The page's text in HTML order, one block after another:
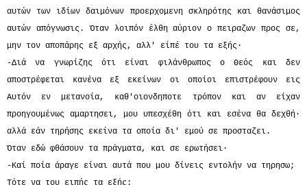
αυτών των ιδίων δαιμόνων προερχομενη σκληρότης και θανάσιμος
αυτών απόγνωσις. Όταν λοιπόν έλθη αύριον ο πειραζων προς σε,
μην τον αποπάρης εξ αρχής, αλλ' είπέ του τα εξής·
-Διά να γνωρίζης ότι είναι φιλάνθρωπος ο Θεός και δεν
αποστρέφεται κανένα εξ εκείνων οι οποίοι επιστρέφουν εις
Αυτόν εν μετανοία, καθ'οιονδηποτε τρόπον και αν είχαν
προηγουμένως αμαρτησει, μου υπεσχέθη ότι και εσένα θα δεχθή·
αλλά εάν τηρήσης εκείνα τα οποία δι' εμού σε προσταζει.
Όταν εδώ φθάσουν τα πράγματα, και σε ερωτήσει·
-Καί ποία άραγε είναι αυτά που μου δίνεις εντολήν να τηρησω;
Τότε να του ειπής τα εξής: